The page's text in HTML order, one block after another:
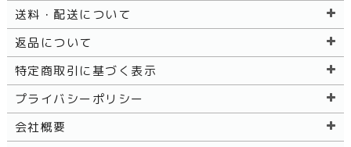
送料・配送について
返品について
特定商取引に基づく表示
プライバシーポリシー
会社概要